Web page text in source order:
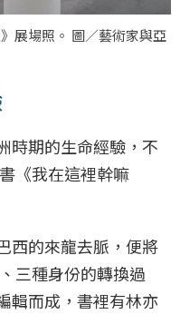
展場照。 圖／藝術家與亞
時期的生命經驗，不
《我在這裡幹嘛
西的來龍去脈，便將
三種身份的轉換過
輯而成，書裡有林亦